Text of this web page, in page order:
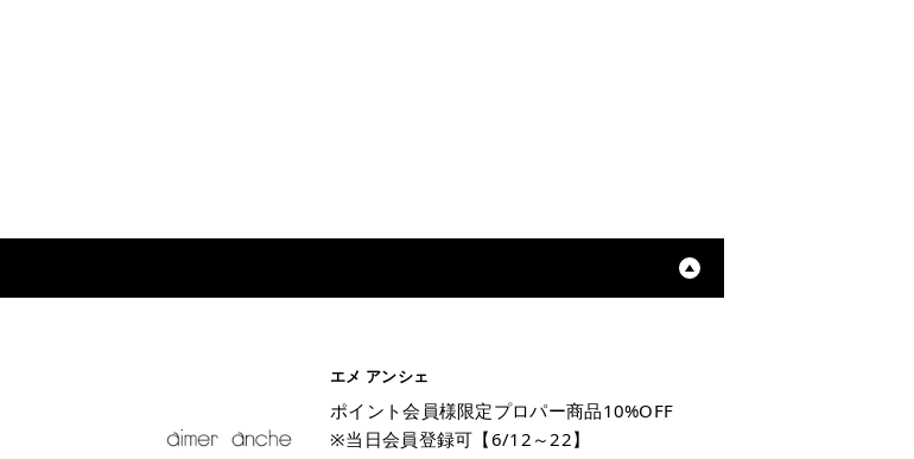
エメ アンシェ
ポイント会員様限定プロパー商品10%OFF
※当日会員登録可【6/12～22】